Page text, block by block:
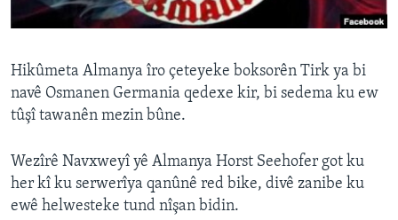
ÇAND Û HUNER
SORANÎ
Learning English
FOLLOW US
Hikûmeta Almanya îro çeteyeke boksorên Tirk ya bi
navê Osmanen Germania qedexe kir, bi sedema ku ew
tûşî tawanên mezin bûne.
Wezîrê Navxweyî yê Almanya Horst Seehofer got ku
her kî ku serwerîya qanûnê red bike, divê zanibe ku
ewê helwesteke tund nîşan bidin.